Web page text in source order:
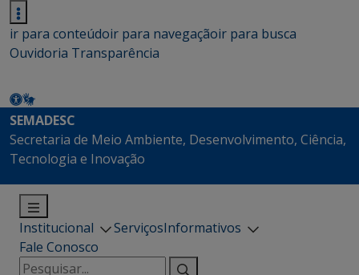
ir para conteúdoir para navegaçãoir para busca
Ouvidoria Transparência
SEMADESC
Secretaria de Meio Ambiente, Desenvolvimento, Ciência,
Tecnologia e Inovação
Institucional ServiçosInformativos
Fale Conosco
Pesquisar